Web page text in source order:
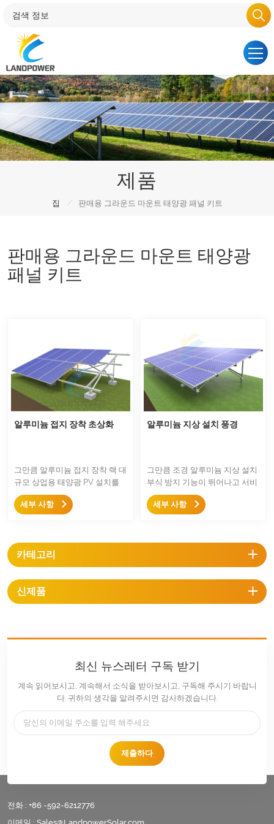
제품
집 / 판매용 그라운드 마운트 태양광 패널 키트
판매용 그라운드 마운트 태양광
패널 키트
알루미늄 접지 장착 초상화
그만큼 알루미늄 접지 장착 랙 대
규모 상업용 태양광 PV 설치를
위한 간단하고 쉬운 장착 솔루션
으로 양극 처리된 알루미늄 부품
다.
세부 사항
알루미늄 지상 설치 풍경
그만큼 조경 알루미늄 지상 설치
부식 방지 기능이 뛰어나고 서비
스 문제 후 문제가 적습니다. 대
부분의 부품은 빠른 설치를 위해
세부 사항
카테고리
신제품
최신 뉴스레터 구독 받기
계속 읽어보시고, 계속해서 소식을 받아보시고, 구독해 주시기 바랍니
다. 귀하의 생각을 알려주시면 감사하겠습니다.
제출하다
전화 : +86 -592-6212776